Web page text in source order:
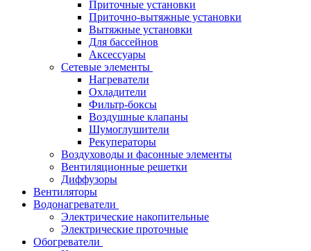
Приточные установки
Приточно-вытяжные установки
Вытяжные установки
Для бассейнов
Аксессуары
Сетевые элементы
Нагреватели
Охладители
Фильтр-боксы
Воздушные клапаны
Шумоглушители
Рекуператоры
Воздуховоды и фасонные элементы
Вентиляционные решетки
Диффузоры
Вентиляторы
Водонагреватели
Электрические накопительные
Электрические проточные
Обогреватели